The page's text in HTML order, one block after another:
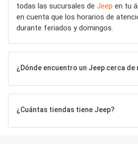
todas las sucursales de Jeep en tu
en cuenta que los horarios de
durante feriados y domingos.
¿Dónde encuentro un Jeep cerca de
¿Cuántas tiendas tiene Jeep?